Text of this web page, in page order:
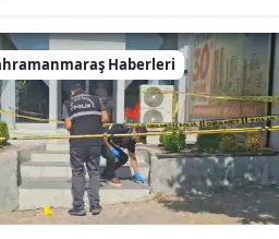
Haberleri